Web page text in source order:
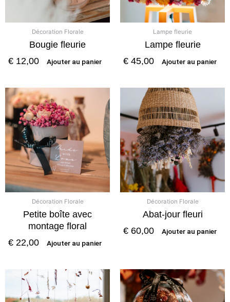
Décoration Florale
Bougie fleurie
€ 12,00 Ajouter au panier
Lampe fleurie
Lampe fleurie
€ 45,00 Ajouter au panier
Décoration Florale
Petite boîte avec
montage floral
€ 22,00 Ajouter au panier
Décoration Florale
Abat-jour fleuri
€ 60,00 Ajouter au panier